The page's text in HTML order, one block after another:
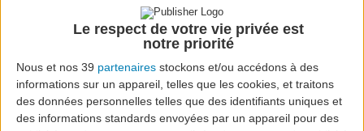
Le respect de votre vie privée est
notre priorité
Nous et nos 39 partenaires stockons et/ou accédons à des
informations sur un appareil, telles que les cookies, et traitons
des données personnelles telles que des identifiants uniques et
des informations standards envoyées par un appareil pour des